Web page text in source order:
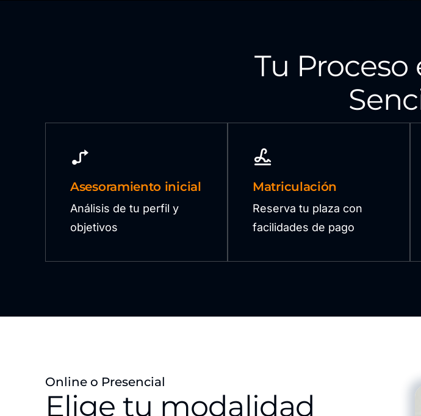
Tu Proceso
Asesoramiento inicial
Análisis de tu perfil y
objetivos
Matriculación
Reserva tu plaza con
facilidades de pago
Online o Presencial
Elige tu modalidad